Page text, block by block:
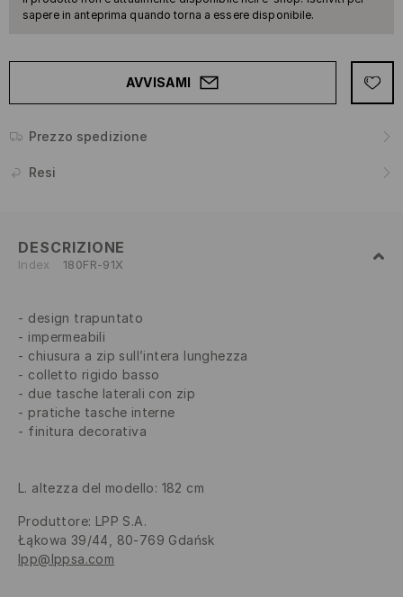
sapere in anteprima quando torna a essere disponibile.
AVVISAMI
Prezzo spedizione
Resi
DESCRIZIONE
Index 180FR-91X
design trapuntato
impermeabili
chiusura a zip sull’intera lunghezza
colletto rigido basso
due tasche laterali con zip
pratiche tasche interne
finitura decorativa
L. altezza del modello: 182 cm
Produttore: LPP S.A.
Łąkowa 39/44, 80-769 Gdańsk
lpp@lppsa.com